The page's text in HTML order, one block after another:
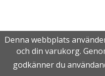
Denna webbplats
och din varukorg.
godkänner du